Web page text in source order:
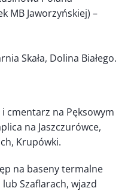
MB Jaworzyńskiej) –
Skała, Dolina Białego.
cmentarz na Pęksowym
na Jaszczurówce,
Krupówki.
na baseny termalne
Szaflarach, wjazd